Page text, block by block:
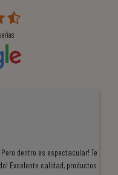
dentro es espectacular! Te
Excelente calidad, productos